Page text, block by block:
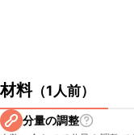
材料（1人前）
分量の調整